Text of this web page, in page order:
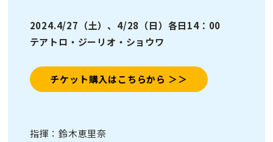
2024.4/27（土）、4/28（日）各日14：00
テアトロ・ジーリオ・ショウワ
チケット購入はこちらから ＞＞
指揮：鈴木恵里奈